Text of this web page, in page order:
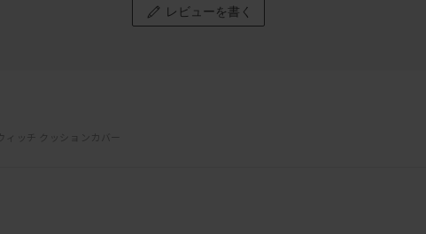
レビューを書く
ィッチ クッションカバー